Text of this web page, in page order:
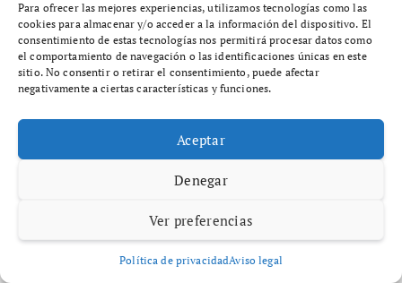
Para ofrecer las mejores experiencias, utilizamos tecnologías como las
cookies para almacenar y/o acceder a la información del dispositivo. El
consentimiento de estas tecnologías nos permitirá procesar datos como
el comportamiento de navegación o las identificaciones únicas en este
sitio. No consentir o retirar el consentimiento, puede afectar
negativamente a ciertas características y funciones.
Aceptar
Denegar
Ver preferencias
Política de privacidadAviso legal
s
Deja una respuesta
Tu dirección de correo electrónico no será publicada.